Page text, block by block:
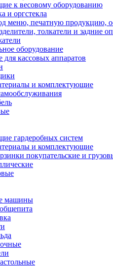
к весовому оборудованию
и оргстекла
меню, печатную продукцию,
толкатели и задние
оборудование
кассовых аппаратов
и комплектующие
гардеробных систем
и комплектующие
покупательские и
машины